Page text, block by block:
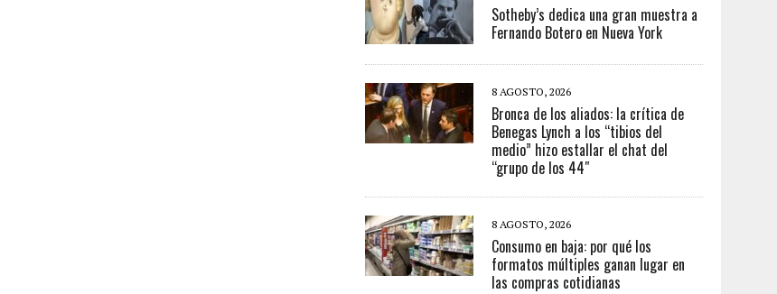
Sotheby’s dedica una gran muestra a
Fernando Botero en Nueva York
8 AGOSTO, 2026
Bronca de los aliados: la crítica de
Benegas Lynch a los “tibios del
medio” hizo estallar el chat del
“grupo de los 44″
8 AGOSTO, 2026
Consumo en baja: por qué los
formatos múltiples ganan lugar en
las compras cotidianas